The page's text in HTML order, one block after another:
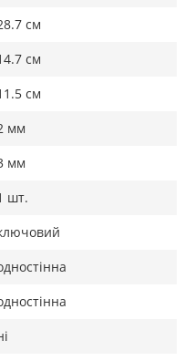
см
см
см
мм
мм
шт.